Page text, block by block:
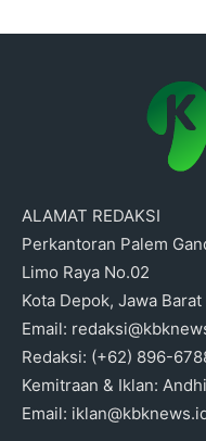
ALAMAT REDAKSI
Perkantoran Palem
Limo Raya No.02
Kota Depok, Jawa
Email:
Redaksi: (+62) 896-
Kemitraan & Iklan:
Email: